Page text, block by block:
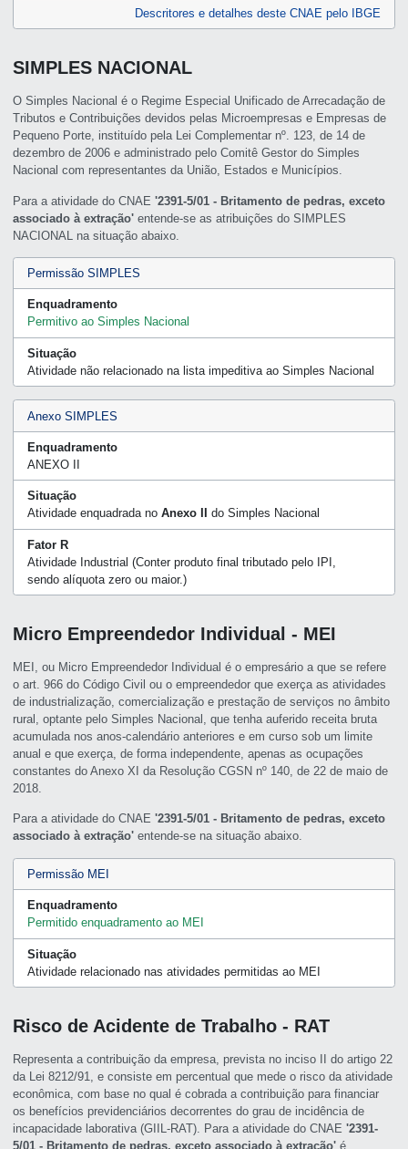
Descritores e detalhes deste CNAE pelo IBGE
SIMPLES NACIONAL
O Simples Nacional é o Regime Especial Unificado de Arrecadação de
Tributos e Contribuições devidos pelas Microempresas e Empresas de
Pequeno Porte, instituído pela Lei Complementar nº. 123, de 14 de
dezembro de 2006 e administrado pelo Comitê Gestor do Simples
Nacional com representantes da União, Estados e Municípios.
Para a atividade do CNAE'2391-5/01 - Britamento de pedras, exceto
associado à extração' entende-se as atribuições do SIMPLES
NACIONAL na situação abaixo.
Permissão SIMPLES
Enquadramento
Permitivo ao Simples Nacional
Situação
Atividade não relacionado na lista impeditiva ao Simples Nacional
Anexo SIMPLES
Enquadramento
ANEXO II
Situação
Atividade enquadrada no Anexo II do Simples Nacional
Fator R
Atividade Industrial (Conter produto final tributado pelo IPI,
sendo alíquota zero ou maior.)
Micro Empreendedor Individual - MEI
MEI, ou Micro Empreendedor Individual é o empresário a que se refere
o art. 966 do Código Civil ou o empreendedor que exerça as atividades
de industrialização, comercialização e prestação de serviços no âmbito
rural, optante pelo Simples Nacional, que tenha auferido receita bruta
acumulada nos anos-calendário anteriores e em curso sob um limite
anual e que exerça, de forma independente, apenas as ocupações
constantes do Anexo XI da Resolução CGSN nº 140, de 22 de maio de
2018.
Para a atividade do CNAE'2391-5/01 - Britamento de pedras, exceto
associado à extração' entende-se na situação abaixo.
Permissão MEI
Enquadramento
Permitido enquadramento ao MEI
Situação
Atividade relacionado nas atividades permitidas ao MEI
Risco de Acidente de Trabalho - RAT
Representa a contribuição da empresa, prevista no inciso II do artigo 22
da Lei 8212/91, e consiste em percentual que mede o risco da atividade
econômica, com base no qual é cobrada a contribuição para financiar
os benefícios previdenciários decorrentes do grau de incidência de
incapacidade laborativa (GIIL-RAT). Para a atividade do CNAE'2391-
5/01 - Britamento de pedras, exceto associado à extração' é